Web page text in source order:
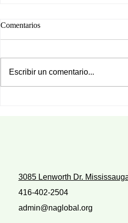
Comentarios
Escribir un comentario...
3085 Lenworth Dr.
416-402-2504
admin@naglobal.org